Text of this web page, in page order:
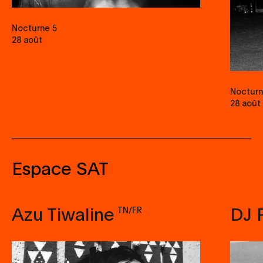
Nocturne 5
28 août
28 août
Espace SAT
Azu Tiwaline TN/FR DJ